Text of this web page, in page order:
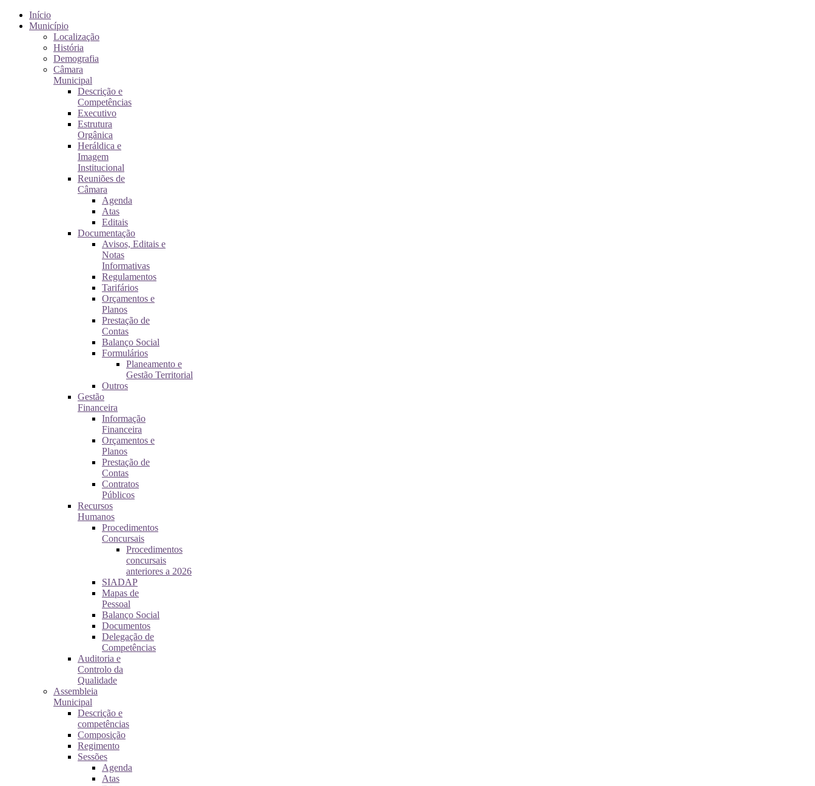
Início
Município
Localização
História
Demografia
Câmara
Municipal
Descrição e
Competências
Executivo
Estrutura
Orgânica
Heráldica e
Imagem
Institucional
Reuniões de
Câmara
Agenda
Atas
Editais
Documentação
Avisos, Editais e
Notas
Informativas
Regulamentos
Tarifários
Orçamentos e
Planos
Prestação de
Contas
Balanço Social
Formulários
Planeamento e
Gestão Territorial
Outros
Gestão
Financeira
Informação
Financeira
Orçamentos e
Planos
Prestação de
Contas
Contratos
Públicos
Recursos
Humanos
Procedimentos
Concursais
Procedimentos
concursais
anteriores a 2026
SIADAP
Mapas de
Pessoal
Balanço Social
Documentos
Delegação de
Competências
Auditoria e
Controlo da
Qualidade
Assembleia
Municipal
Descrição e
competências
Composição
Regimento
Sessões
Agenda
Atas